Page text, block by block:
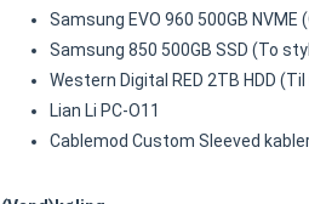
Samsung EVO 960 500GB
Samsung 850 500GB SSD (To
Western Digital RED 2TB HDD
Lian Li PC-O11
Cablemod Custom Sleeved